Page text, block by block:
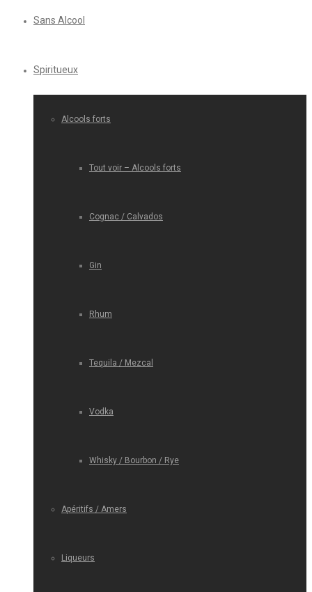
Sans Alcool
Spiritueux
Alcools forts
Tout voir – Alcools forts
Cognac / Calvados
Gin
Rhum
Tequila / Mezcal
Vodka
Whisky / Bourbon / Rye
Apéritifs / Amers
Liqueurs